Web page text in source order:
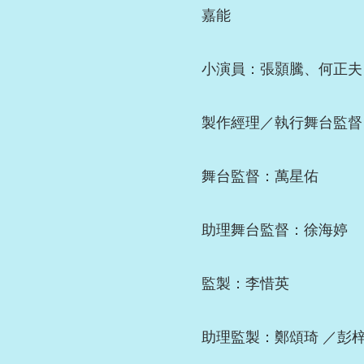
嘉能
小演員：張顥騰、何正夫
製作經理／執行舞台監
舞台監督：萬星佑
助理舞台監督：徐海婷
監製：李惜英
助理監製：鄭頌琦 ／彭